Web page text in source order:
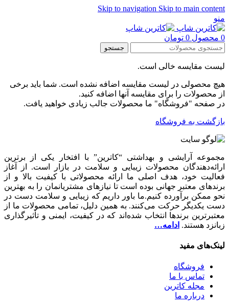
Skip to navigation Skip to main content
منو
0 محصول 0 تومان
جستجو
لیست مقایسه خالی است.
هیچ محصولی در لیست مقایسه اضافه نشده است. شما باید برخی
از محصولات را برای مقایسه آنها اضافه کنید.
در صفحه "فروشگاه" ما محصولات جالب زیادی خواهید یافت.
بازگشت به فروشگاه
مجموعه آرایشی و بهداشتی “کاترین” با افتخار یکی از برترین
ارائه‌دهندگان محصولات زیبایی و سلامت در بازار است. از آغاز
فعالیت خود، هدف اصلی ما ارائه محصولاتی با کیفیت بالا و از
برندهای معتبر جهانی بوده است تا نیازهای مشتریانمان را به بهترین
نحو ممکن برآورده کنیم.ما باور داریم که زیبایی و سلامت دست در
دست یکدیگر حرکت می‌کنند. به همین دلیل، تمامی محصولات ما از
معتبرترین برندها انتخاب شده‌اند که در کیفیت، ایمنی و تأثیرگذاری
زبانزد هستند. ادامه…
لینک‎‌های مفید
فروشگاه
تماس با ما
مجله کاترین
درباره ما